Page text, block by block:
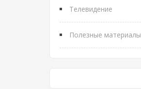
Телевидение
Полезные материалы